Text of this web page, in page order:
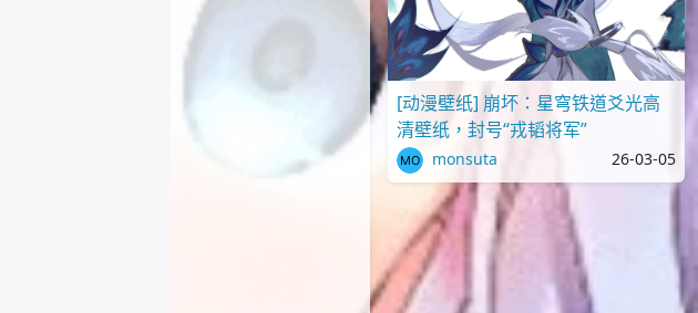
[动漫壁纸] 崩坏：星穹铁道爻光高
清壁纸，封号“戎韬将军”
monsuta 26-03-05